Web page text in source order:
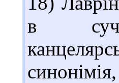
в